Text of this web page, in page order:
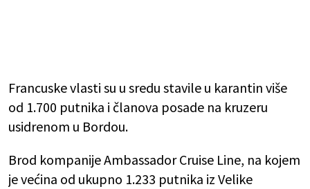
Francuske vlasti su u sredu stavile u karantin više
od 1.700 putnika i članova posade na kruzeru
usidrenom u Bordou.
Brod kompanije Ambassador Cruise Line, na kojem
je većina od ukupno 1.233 putnika iz Velike